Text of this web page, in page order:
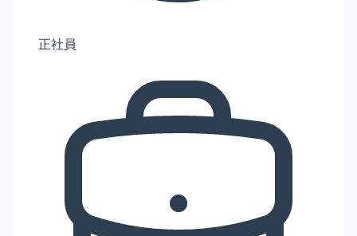
正社員